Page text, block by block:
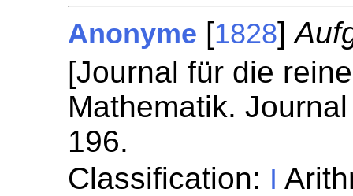
Anonyme [1828]
[Journal für die
Mathematik.
196.
Classification: I